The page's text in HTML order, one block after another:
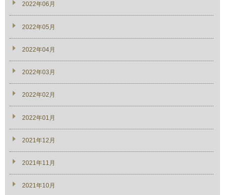
2022年06月
2022年05月
2022年04月
2022年03月
2022年02月
2022年01月
2021年12月
2021年11月
2021年10月